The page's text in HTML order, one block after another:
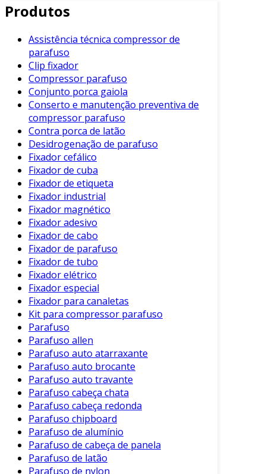
Tipo de Cabeça
cabeça cilíndrica que permite a inserção de
chaves apropriadas para aperto.
Material: Podem ser feitos de aço
inoxidável, carbono ou outros materiais
que garantem resistência e durabilidade.
Dimensões Variadas : Disponíveis em
diferentes tamanhos e diâmetros, eles se
adaptam a múltiplas necessidades
industriais.
Rosca: A rosca é projetada para
proporcionar um aperto firme, evitando
folgas.
Essas características asseguram que o
parafuso estojo desempenhe seu papel de
maneira eficaz em uma variedade de contextos.
Benefícios do Uso de Parafusos
Estojo
A escolha de parafusos estojo traz uma série
de vantagens para os processos industriais.
Entre os principais benefícios, destacam-se:
Facilidade de Montagem
estrutura facilita o processo de
montagem, economizando tempo e
esforço.
Alta Resistência: São projetados para
suportar cargas pesadas, garantindo a
integridade das estruturas.
Produtos
Assistência técnica compressor de
parafuso
Clip fixador
Compressor parafuso
Conjunto porca gaiola
Conserto e manutenção preventiva de
compressor parafuso
Contra porca de latão
Desidrogenação de parafuso
Fixador cefálico
Fixador de cuba
Fixador de etiqueta
Fixador industrial
Fixador magnético
Fixador adesivo
Fixador de cabo
Fixador de parafuso
Fixador de tubo
Fixador elétrico
Fixador especial
Fixador para canaletas
Kit para compressor parafuso
Parafuso
Parafuso allen
Parafuso auto atarraxante
Parafuso auto brocante
Parafuso auto travante
Parafuso cabeça chata
Parafuso cabeça redonda
Parafuso chipboard
Parafuso de alumínio
Parafuso de cabeça de panela
Parafuso de latão
Parafuso de nylon